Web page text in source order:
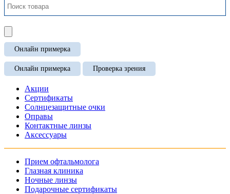
Онлайн примерка
Онлайн примерка Проверка зрения
Акции
Сертификаты
Солнцезащитные очки
Оправы
Контактные линзы
Аксессуары
Прием офтальмолога
Глазная клиника
Ночные линзы
Подарочные сертификаты